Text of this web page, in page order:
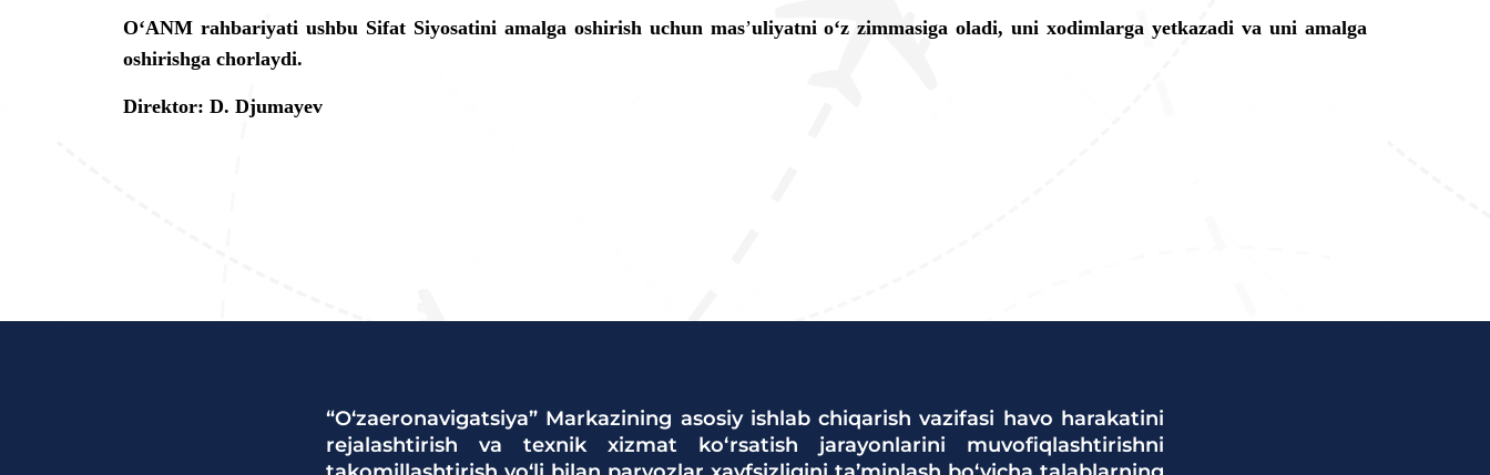
O‘ANM rahbariyati ushbu Sifat Siyosatini amalga oshirish uchun mas’uliyatni o‘z zimmasiga oladi, uni xodimlarga yetkazadi va uni amalga
oshirishga chorlaydi.
Direktor: D. Djumayev
“O‘zaeronavigatsiya” Markazining asosiy ishlab chiqarish vazifasi havo harakatini
rejalashtirish va texnik xizmat ko‘rsatish jarayonlarini muvofiqlashtirishni